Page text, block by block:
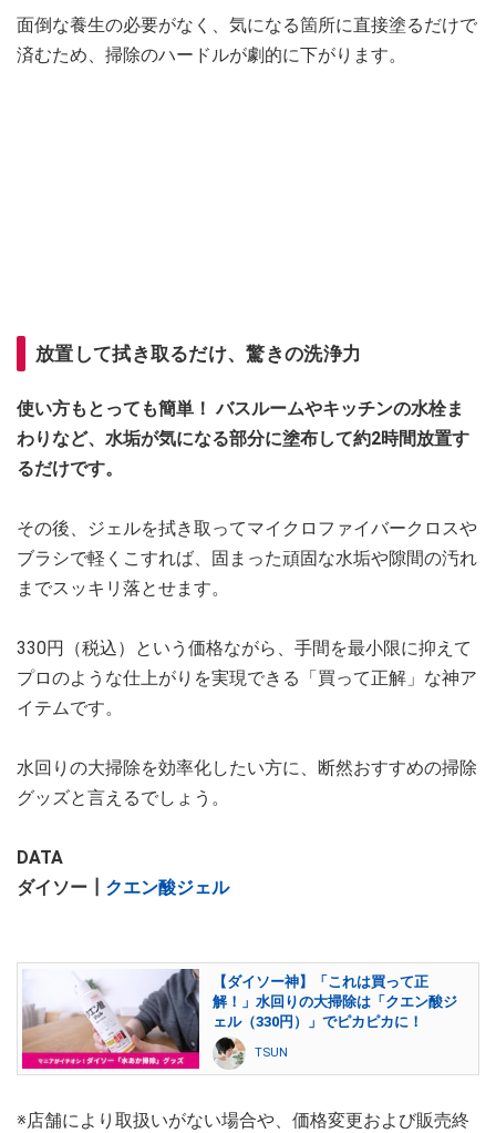
面倒な養生の必要がなく、気になる箇所に直接塗るだけで
済むため、掃除のハードルが劇的に下がります。
放置して拭き取るだけ、驚きの洗浄力
使い方もとっても簡単！ バスルームやキッチンの水栓ま
わりなど、水垢が気になる部分に塗布して約2時間放置す
るだけです。
その後、ジェルを拭き取ってマイクロファイバークロスや
ブラシで軽くこすれば、固まった頑固な水垢や隙間の汚れ
までスッキリ落とせます。
330円（税込）という価格ながら、手間を最小限に抑えて
プロのような仕上がりを実現できる「買って正解」な神ア
イテムです。
水回りの大掃除を効率化したい方に、断然おすすめの掃除
グッズと言えるでしょう。
DATA
ダイソー┃ クエン酸ジェル
【ダイソー神】「これは買って正
解！」水回りの大掃除は「クエン酸ジ
ェル（330円）」でピカピカに！
TSUN
※店舗により取扱いがない場合や、価格変更および販売終